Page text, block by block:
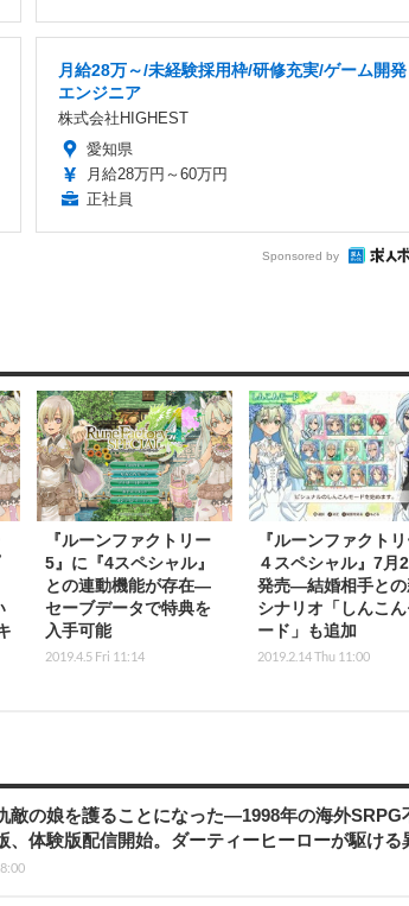
月給28万～/未経験採用枠/研修充実/ゲーム開発
エンジニア
株式会社HIGHEST
愛知県
月給28万円～60万円
正社員
Sponsored by
『ルーンファクトリー
5』に『4スペシャル』
との連動機能が存在―
セーブデータで特典を
入手可能
2019.4.5 Fri 11:14
『ルーンファクト
４スペシャル』7月
発売―結婚相手との
シナリオ「しんこ
ード」も追加
2019.2.14 Thu 11:00
敵の娘を護ることになった―1998年の海外SRPG
、体験版配信開始。ダーティーヒーローが駆ける